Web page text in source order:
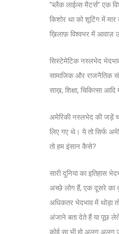
“ब्लैक लाईव्स मैटर्स” एक
किशोर था को शूटिंग में
ख़िलाफ़ विश्वभर में आवाज़
सिस्टेमेटिक नस्लभेद
सामाजिक और राजनैतिक
साख़, शिक्षा, चिकित्सा
अमेरिकी नस्लभेद की जड़ें
लिए गए थे। ये तो सिर्फ
तो हम इंसान कैसे?
सारी दुनिया का इतिहास
अच्छे लोग हैं, एक दूसरे का
अधिकतर भेदभाव में थोड़ा
अंजाने बता देते हैं या पूछ
कोई सा भी हो अलग अलग